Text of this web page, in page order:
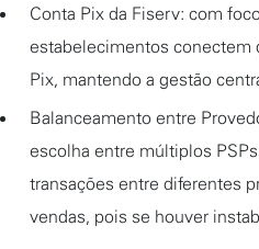
Conta Pix da Fiserv: com
estabelecimentos conectem
Pix, mantendo a gestão
Balanceamento entre
escolha entre múltiplos
transações entre diferentes
vendas, pois se houver